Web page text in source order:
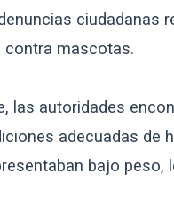
ciudadanas
contra mascotas.
las autoridades
adecuadas de
bajo